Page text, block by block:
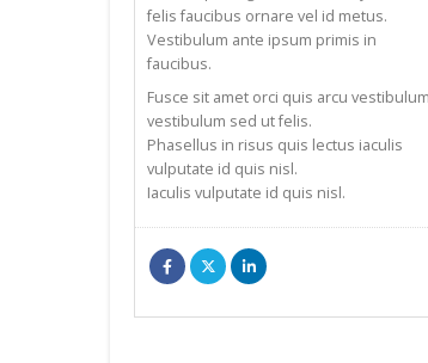
felis faucibus ornare vel id metus.
Vestibulum ante ipsum primis in
faucibus.
Fusce sit amet orci quis arcu vestibulum
vestibulum sed ut felis.
Phasellus in risus quis lectus iaculis
vulputate id quis nisl.
Iaculis vulputate id quis nisl.